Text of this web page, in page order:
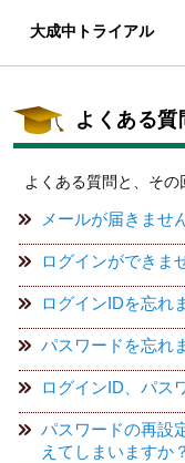
大成中トライアル
よくある質
よくある質問と、その
メールが届きませ
ログインができま
ログインIDを忘れ
パスワードを忘れ
ログインID、パス
パスワードの再設
えてしまいますか？